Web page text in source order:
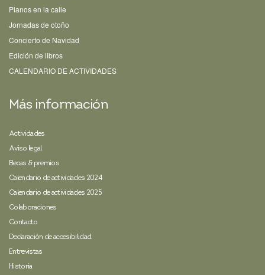
Pianos en la calle
Jornadas de otoño
Concierto de Navidad
Edición de libros
CALENDARIO DE ACTIVIDADES
Más información
Actividades
Aviso legal
Becas & premios
Calendario de actividades 2024
Calendario de actividades 2025
Colaboraciones
Contacto
Declaración de accesibilidad
Entrevistas
Historia